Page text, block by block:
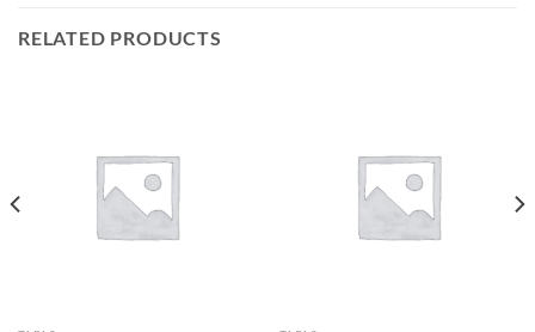
RELATED PRODUCTS